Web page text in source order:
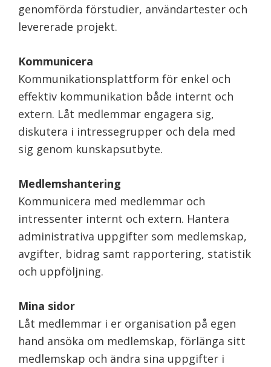
genomförda förstudier, användartester och
levererade projekt.
Kommunicera
Kommunikationsplattform för enkel och
effektiv kommunikation både internt och
extern. Låt medlemmar engagera sig,
diskutera i intressegrupper och dela med
sig genom kunskapsutbyte.
Medlemshantering
Kommunicera med medlemmar och
intressenter internt och extern. Hantera
administrativa uppgifter som medlemskap,
avgifter, bidrag samt rapportering, statistik
och uppföljning.
Mina sidor
Låt medlemmar i er organisation på egen
hand ansöka om medlemskap, förlänga sitt
medlemskap och ändra sina uppgifter i